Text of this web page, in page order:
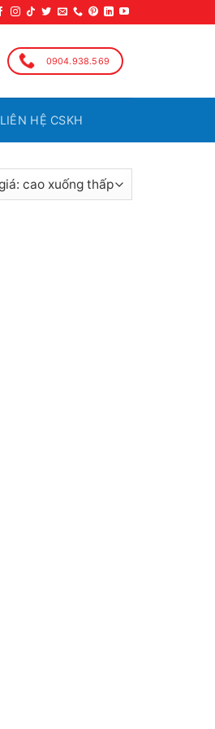
0904.938.569
LIÊN HỆ CSKH